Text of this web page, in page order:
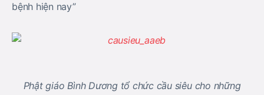
bệnh hiện nay”
Phật giáo Bình Dương tổ chức cầu siêu cho những